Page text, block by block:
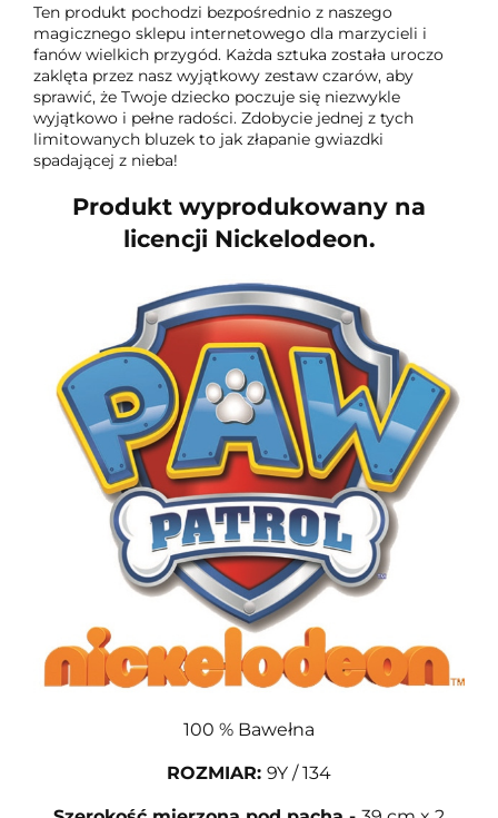
Ten produkt pochodzi bezpośrednio z naszego
magicznego sklepu internetowego dla marzycieli i
fanów wielkich przygód. Każda sztuka została uroczo
zaklęta przez nasz wyjątkowy zestaw czarów, aby
sprawić, że Twoje dziecko poczuje się niezwykle
wyjątkowo i pełne radości. Zdobycie jednej z tych
limitowanych bluzek to jak złapanie gwiazdki
spadającej z nieba!
Produkt wyprodukowany na
licencji Nickelodeon.
100 % Bawełna
ROZMIAR: 9Y / 134